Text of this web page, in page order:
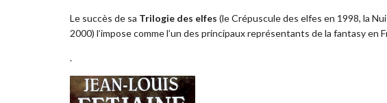
Le succès de sa Trilogie des elfes (le Crépuscule des elfes en 1998, la
2000) l’impose comme l’un des principaux représentants de la fantasy en
.